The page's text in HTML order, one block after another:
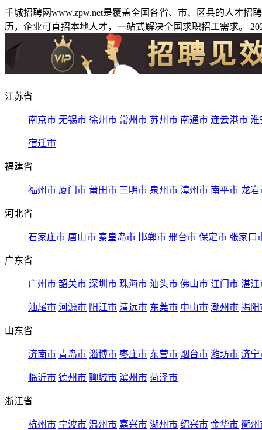
千城招聘网www.zpw.net是覆盖全国各省、市、区县的人才
历，企业可直招本地人才，一站式解决全国求职招工需求。
江苏省
南京市 无锡市 徐州市 常州市 苏州市 南通市 连云港市 淮
宿迁市
福建省
福州市 厦门市 莆田市 三明市 泉州市 漳州市 南平市 龙岩
河北省
石家庄市 唐山市 秦皇岛市 邯郸市 邢台市 保定市 张家口
广东省
广州市 韶关市 深圳市 珠海市 汕头市 佛山市 江门市 湛江
汕尾市 河源市 阳江市 清远市 东莞市 中山市 潮州市 揭阳
山东省
济南市 青岛市 淄博市 枣庄市 东营市 烟台市 潍坊市 济宁
临沂市 德州市 聊城市 滨州市 菏泽市
浙江省
杭州市 宁波市 温州市 嘉兴市 湖州市 绍兴市 金华市 衢州